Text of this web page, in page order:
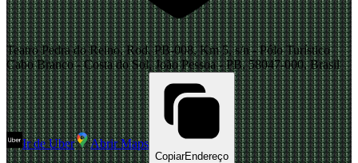
Teatro Pedra do Reino, Rod. PB-008, Km 5, s/n - Pólo Turístico
Cabo Branco - Costa do Sol, João Pessoa - PB, 58047-000, Brasil
Ir de Uber Abrir Maps
CopiarEndereço